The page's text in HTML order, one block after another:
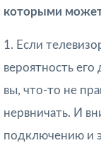
которыми может
1. Если
вероятность
вы, что-то не
нервничать. И
подключению и